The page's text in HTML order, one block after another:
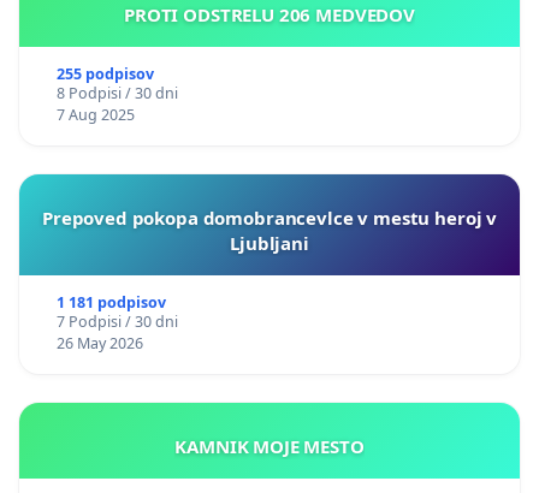
PROTI ODSTRELU 206 MEDVEDOV
255 podpisov
8 Podpisi / 30 dni
7 Aug 2025
Prepoved pokopa domobrancevlce v mestu heroj v
Ljubljani
1 181 podpisov
7 Podpisi / 30 dni
26 May 2026
KAMNIK MOJE MESTO